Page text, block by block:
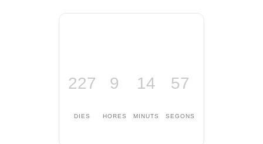
227
DIES
9
HORES
14
MINUTS
57
SEGONS